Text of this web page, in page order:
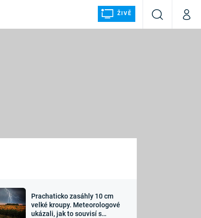
ŽIVĚ
VyhledáváníMůj
Sledujte nás
Prachaticko zasáhly 10 cm
velké kroupy. Meteorologové
ukázali, jak to souvisí s